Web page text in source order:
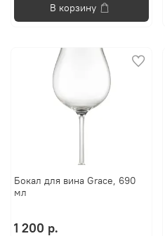
В корзину
Бокал для вина Grace, 690
мл
1 200 р.